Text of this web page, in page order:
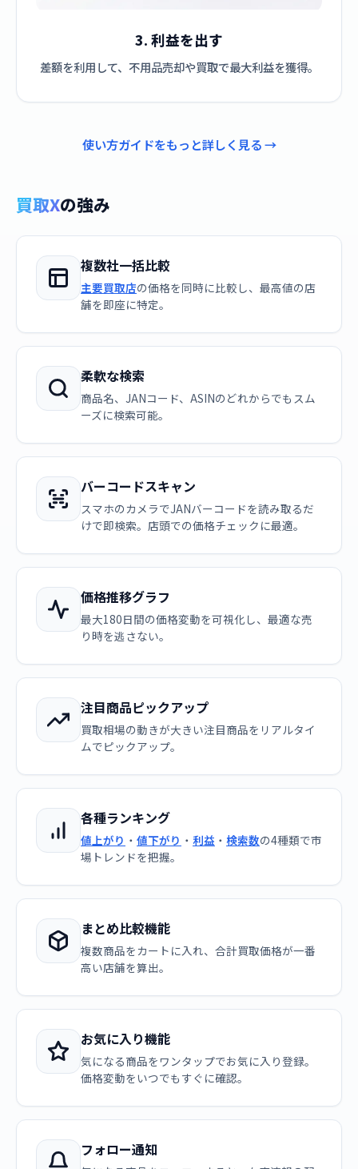
3. 利益を出す
差額を利用して、不用品売却や買取で最大利益を獲得。
使い方ガイドをもっと詳しく見る →
買取Xの強み
複数社一括比較
主要買取店の価格を同時に比較し、最高値の店
舗を即座に特定。
柔軟な検索
商品名、JANコード、ASINのどれからでもスム
ーズに検索可能。
バーコードスキャン
スマホのカメラでJANバーコードを読み取るだ
けで即検索。店頭での価格チェックに最適。
価格推移グラフ
最大180日間の価格変動を可視化し、最適な売
り時を逃さない。
注目商品ピックアップ
買取相場の動きが大きい注目商品をリアルタイ
ムでピックアップ。
各種ランキング
値上がり ・ 値下がり ・ 利益 ・ 検索数の4種類で市
場トレンドを把握。
まとめ比較機能
複数商品をカートに入れ、合計買取価格が一番
高い店舗を算出。
お気に入り機能
気になる商品をワンタップでお気に入り登録。
価格変動をいつでもすぐに確認。
フォロー通知